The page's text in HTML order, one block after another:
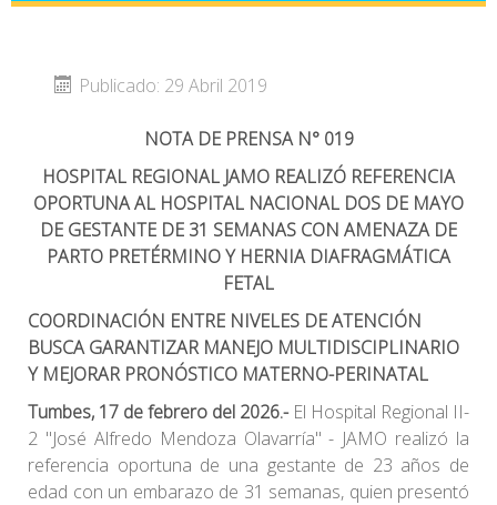
Publicado: 29 Abril 2019
NOTA DE PRENSA N° 019
HOSPITAL REGIONAL JAMO REALIZÓ REFERENCIA
OPORTUNA AL HOSPITAL NACIONAL DOS DE MAYO
DE GESTANTE DE 31 SEMANAS CON AMENAZA DE
PARTO PRETÉRMINO Y HERNIA DIAFRAGMÁTICA
FETAL
COORDINACIÓN ENTRE NIVELES DE ATENCIÓN
BUSCA GARANTIZAR MANEJO MULTIDISCIPLINARIO
Y MEJORAR PRONÓSTICO MATERNO-PERINATAL
Tumbes, 17 de febrero del 2026.-El Hospital Regional II-
2 "José Alfredo Mendoza Olavarría" - JAMO realizó la
referencia oportuna de una gestante de 23 años de
edad con un embarazo de 31 semanas, quien presentó